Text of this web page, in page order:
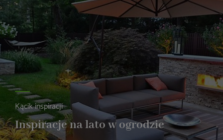
Kącik inspiracji
Inspiracje na lato w ogrodzie